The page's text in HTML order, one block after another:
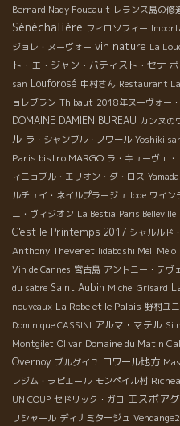
Bernard Nady Foucault レランス島の修
Sénèchalière フィロソフィー
ジョレ・ヌーヴォー vin nature La
ト・エ・ジャン・バティスト・セナ
san Louforosé 中村さん Restaurant
ョレブラン Thibaut 2018年ヌーヴォー
DOMAINE DAMIEN BUREAU カンヌの
ル ラ・シャンブル・ノワール Yoshiki
Paris bistro MARGO ラ・キューヴェ
ィニョブル・エリオン・ダ・ロス
ルチュイ・ネイルプラージュ Iode ワイン
ニ・ヴィジオン La Bestia Paris Belleville
C'est le Printemps 2017 シャルルド
Anthony Thevenet Iidabqshi Méli Mélo
Vin de Cannes 宮古島 アントニー・テヴ
du sabre Saint Aubin Michel Grisard
nouveaux La Robe et le Palais 野村ユ
Dominique CASSINI アルマ・マテル Si
Montgilet Olivar Domaine du Matin
Overnoy ブルグイユ ロワール地方
レジム・ラピエール モンペイル村
UN COUP セドリック・ガロ エスポア
リシャール ディナミタージュ